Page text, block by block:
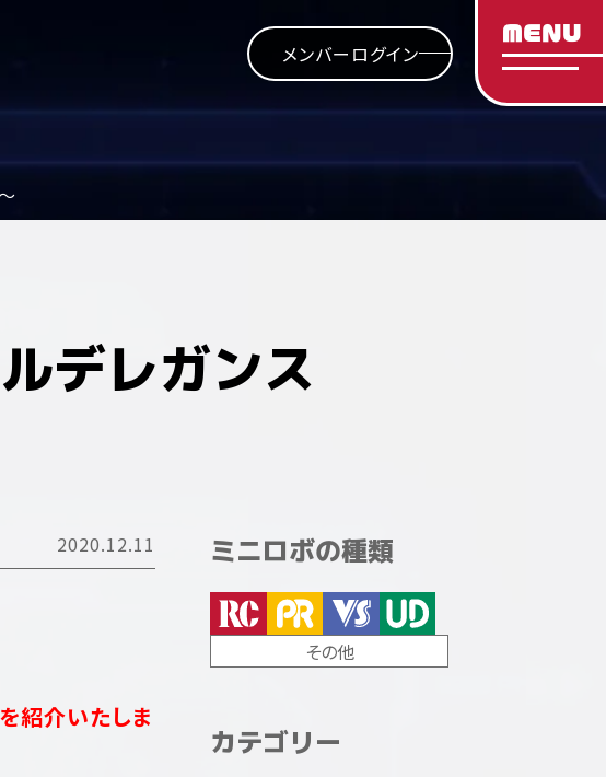
メンバーログイン
MENU
デレガンス
2020.12.11
紹介いたしま
ミニロボの種類
その他
カテゴリー